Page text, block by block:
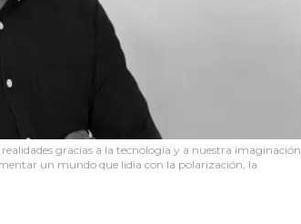
gracias a la tecnología y a nuestra imaginación.
un mundo que lidia con la polarización, la